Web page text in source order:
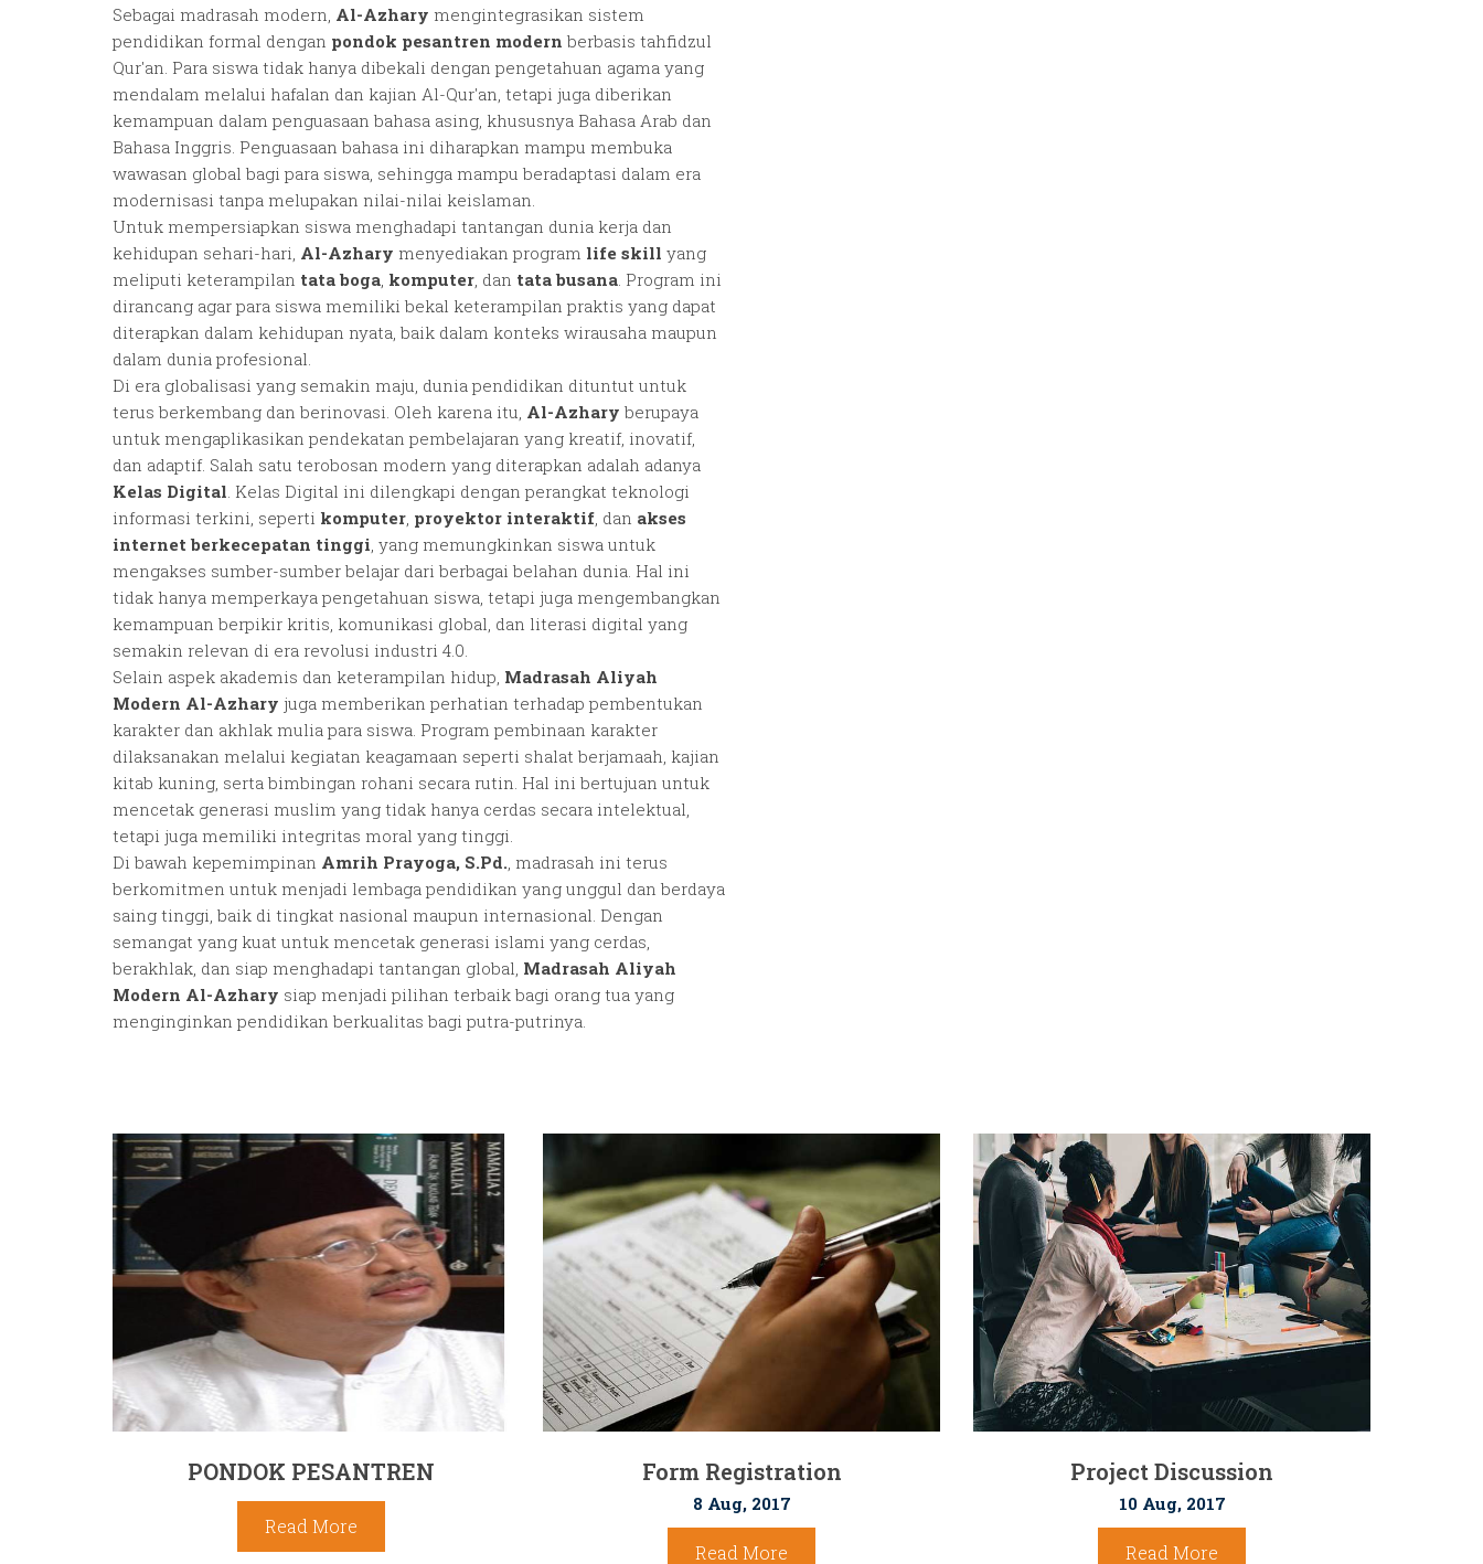
Sebagai madrasah modern, Al-Azhary mengintegrasikan sistem
pendidikan formal dengan pondok pesantren modern berbasis tahfidzul
Qur'an. Para siswa tidak hanya dibekali dengan pengetahuan agama yang
mendalam melalui hafalan dan kajian Al-Qur'an, tetapi juga diberikan
kemampuan dalam penguasaan bahasa asing, khususnya Bahasa Arab dan
Bahasa Inggris. Penguasaan bahasa ini diharapkan mampu membuka
wawasan global bagi para siswa, sehingga mampu beradaptasi dalam era
modernisasi tanpa melupakan nilai-nilai keislaman.
Untuk mempersiapkan siswa menghadapi tantangan dunia kerja dan
kehidupan sehari-hari, Al-Azhary menyediakan program life skill yang
meliputi keterampilan tata boga komputer , dan tata busana . Program ini
dirancang agar para siswa memiliki bekal keterampilan praktis yang dapat
diterapkan dalam kehidupan nyata, baik dalam konteks wirausaha maupun
dalam dunia profesional.
Di era globalisasi yang semakin maju, dunia pendidikan dituntut untuk
terus berkembang dan berinovasi. Oleh karena itu, Al-Azhary berupaya
untuk mengaplikasikan pendekatan pembelajaran yang kreatif, inovatif,
dan adaptif. Salah satu terobosan modern yang diterapkan adalah adanya
Kelas Digital . Kelas Digital ini dilengkapi dengan perangkat teknologi
informasi terkini, seperti komputer proyektor interaktif , dan akses
internet berkecepatan tinggi , yang memungkinkan siswa untuk
mengakses sumber-sumber belajar dari berbagai belahan dunia. Hal ini
tidak hanya memperkaya pengetahuan siswa, tetapi juga mengembangkan
kemampuan berpikir kritis, komunikasi global, dan literasi digital yang
semakin relevan di era revolusi industri 4.0.
Selain aspek akademis dan keterampilan hidup, Madrasah Aliyah
Modern Al-Azhary juga memberikan perhatian terhadap pembentukan
karakter dan akhlak mulia para siswa. Program pembinaan karakter
dilaksanakan melalui kegiatan keagamaan seperti shalat berjamaah, kajian
kitab kuning, serta bimbingan rohani secara rutin. Hal ini bertujuan untuk
mencetak generasi muslim yang tidak hanya cerdas secara intelektual,
tetapi juga memiliki integritas moral yang tinggi.
Di bawah kepemimpinan Amrih Prayoga, S.Pd. , madrasah ini terus
berkomitmen untuk menjadi lembaga pendidikan yang unggul dan berdaya
saing tinggi, baik di tingkat nasional maupun internasional. Dengan
semangat yang kuat untuk mencetak generasi islami yang cerdas,
berakhlak, dan siap menghadapi tantangan global, Madrasah Aliyah
Modern Al-Azhary siap menjadi pilihan terbaik bagi orang tua yang
menginginkan pendidikan berkualitas bagi putra-putrinya.
PONDOK PESANTREN
Read More
Form Registration
8 Aug, 2017
Read More
Project Discussion
10 Aug, 2017
Read More